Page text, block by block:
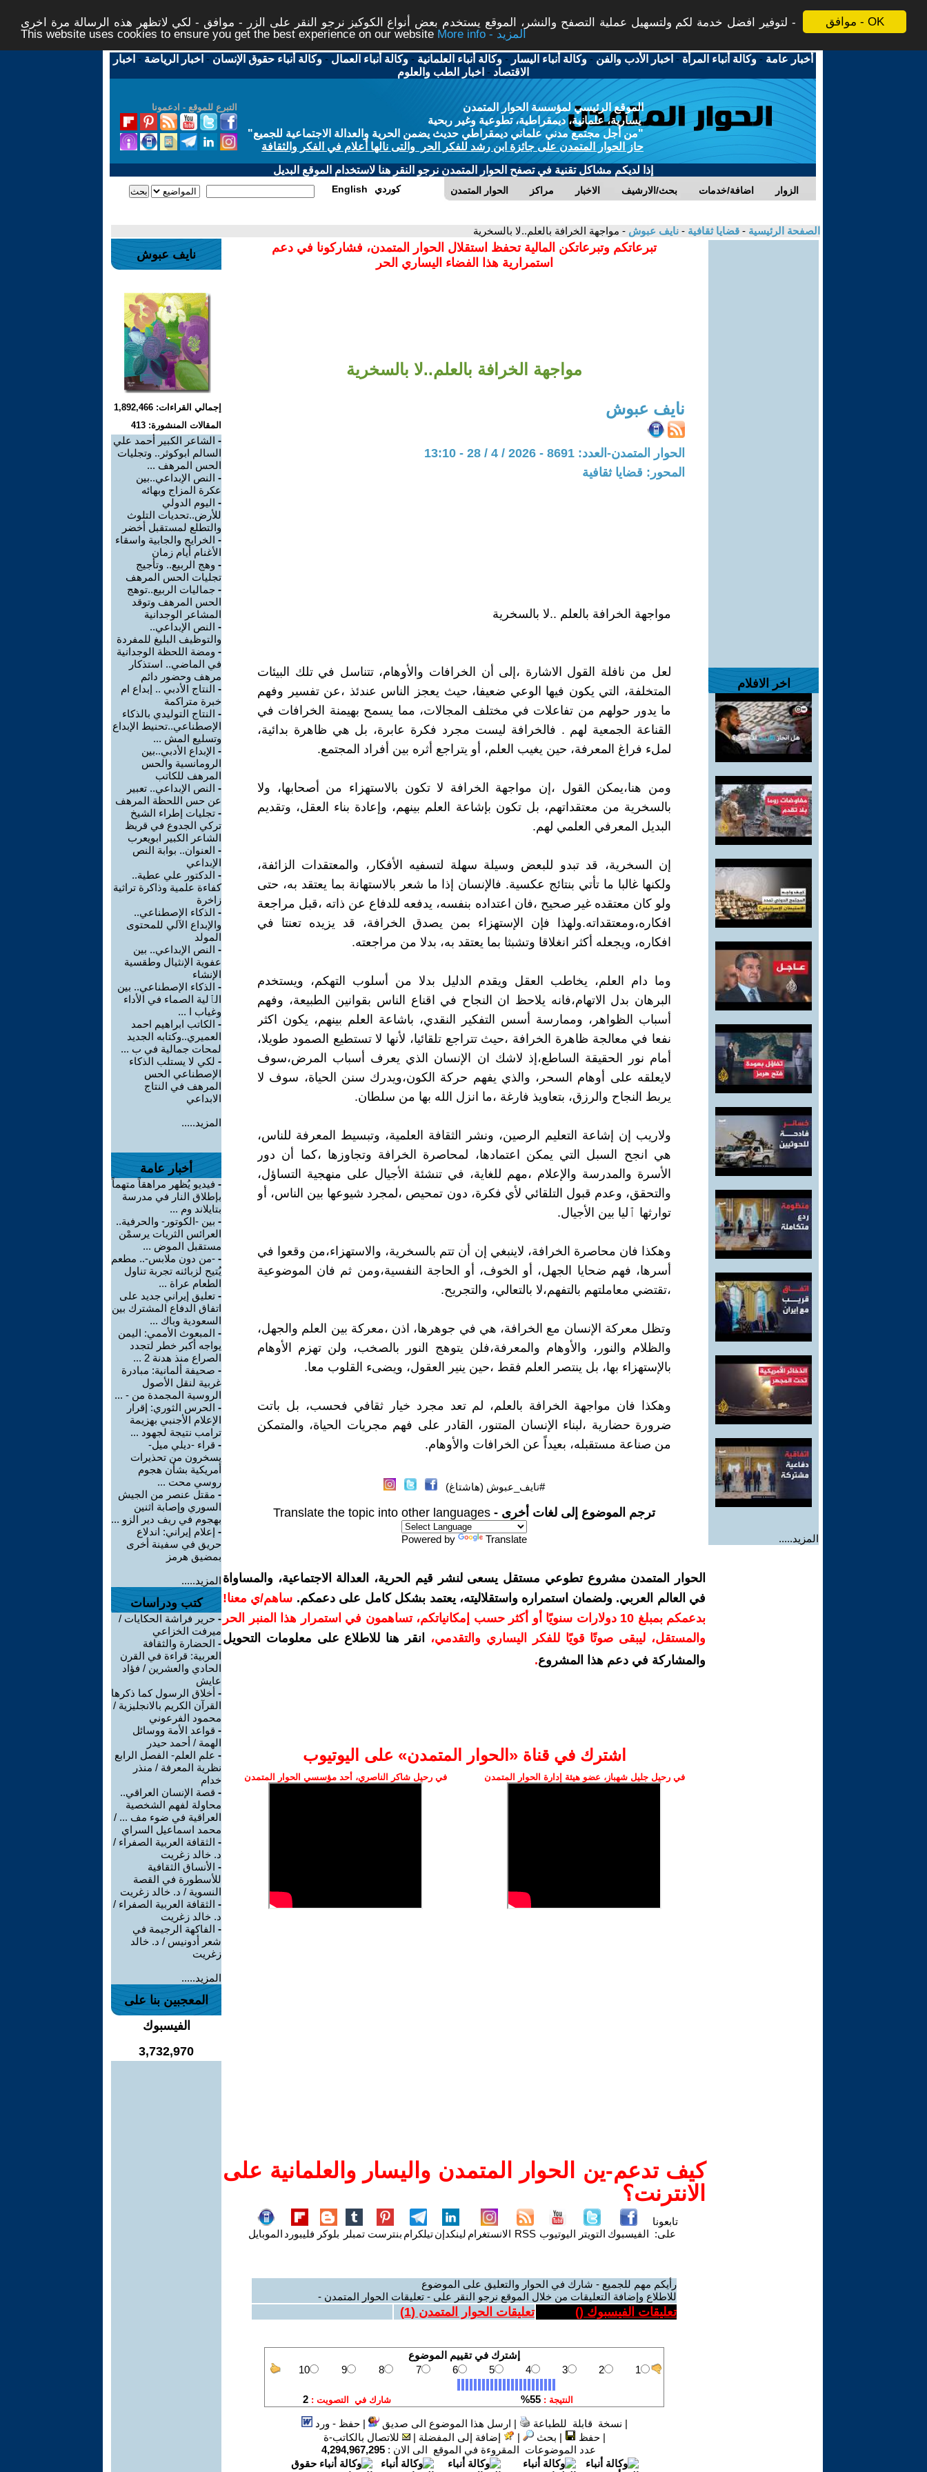
موافق - OK
لتوفير افضل خدمة لكم ولتسهيل عملية التصفح والنشر، الموقع يستخدم بعض أنواع الكوكيز نرجو النقر على الزر - موافق - لكي لاتظهر هذه الرسالة مرة اخرى -
This website uses cookies to ensure you get the best experience on our website
More info - المزيد
أخبار عامة -وكالة أنباء المرأة - اخبار الأدب والفن -وكالة أنباء اليسار -وكالة أنباء العلمانية -وكالة أنباء العمال -وكالة أنباء حقوق الإنسان - اخبار الرياضة - اخبار
الاقتصاد - اخبار الطب والعلوم
التبرع للموقع - ادعمونا
الموقع الرئيسي لمؤسسة الحوار المتمدن
يسارية، علمانية، ديمقراطية، تطوعية وغير ربحية
"من أجل مجتمع مدني علماني ديمقراطي حديث يضمن الحرية والعدالة الاجتماعية للجميع"
حاز الحوار المتمدن على جائزة ابن رشد للفكر الحر والتى نالها أعلام في الفكر والثقافة
إذا لديكم مشاكل تقنية في تصفح الحوار المتمدن نرجو النقر هنا لاستخدام الموقع البديل
الحوار المتمدن مراكز الاخبار بحث/الارشيف اضافة/خدمات الزوار English كوردي
الصفحة الرئيسية - قضايا ثقافية - نايف عبوش - مواجهة الخرافة بالعلم..لا بالسخرية
اخر الافلام
المزيد.....
تبرعاتكم وتبرعاتكن المالية تحفظ استقلال الحوار المتمدن، فشاركونا في دعم
استمرارية هذا الفضاء اليساري الحر
مواجهة الخرافة بالعلم..لا بالسخرية
نايف عبوش
الحوار المتمدن-العدد: 8691 - 2026 / 4 / 28 - 13:10
المحور: قضايا ثقافية
مواجهة الخرافة بالعلم ..لا بالسخرية
لعل من نافلة القول الاشارة ،إلى أن الخرافات والأوهام، تتناسل في تلك البيئات
المتخلفة، التي يكون فيها الوعي ضعيفا، حيث يعجز الناس عندئذ ،عن تفسير وفهم
ما يدور حولهم من تفاعلات في مختلف المجالات، مما يسمح بهيمنة الخرافات في
القناعة الجمعية لهم . فالخرافة ليست مجرد فكرة عابرة، بل هي ظاهرة بدائية،
لملء فراغ المعرفة، حين يغيب العلم، أو يتراجع أثره بين أفراد المجتمع.
ومن هنا،يمكن القول ،إن مواجهة الخرافة لا تكون بالاستهزاء من أصحابها، ولا
بالسخرية من معتقداتهم، بل تكون بإشاعة العلم بينهم، وإعادة بناء العقل، وتقديم
البديل المعرفي العلمي لهم.
إن السخرية، قد تبدو للبعض وسيلة سهلة لتسفيه الأفكار، والمعتقدات الزائفة،
ولكنها غالبا ما تأتي بنتائج عكسية. فالإنسان إذا ما شعر بالاستهانة بما يعتقد به، حتى
ولو كان معتقده غير صحيح ،فان اعتداده بنفسه، يدفعه للدفاع عن ذاته ،قبل مراجعة
افكاره،ومعتقداته.ولهذا فإن الإستهزاء بمن يصدق الخرافة، قد يزيده تعنتا في
افكاره، ويجعله أكثر انغلاقا وتشبثا بما يعتقد به، بدلا من مراجعته.
وما دام العلم، يخاطب العقل ويقدم الدليل بدلا من أسلوب التهكم، ويستخدم
البرهان بدل الاتهام،فانه يلاحظ ان النجاح في اقناع الناس بقوانين الطبيعة، وفهم
أسباب الظواهر، وممارسة أسس التفكير النقدي، باشاعة العلم بينهم، يكون اكثر
نفعا في معالجة ظاهرة الخرافة ،حيث تتراجع تلقائيا، لأنها لا تستطيع الصمود طويلا،
أمام نور الحقيقة الساطع،إذ لاشك ان الإنسان الذي يعرف أسباب المرض،سوف
لايعلقه على أوهام السحر، والذي يفهم حركة الكون،ويدرك سنن الحياة، سوف لا
يربط النجاح والرزق، بتعاويذ فارغة ،ما انزل الله بها من سلطان.
ولاريب إن إشاعة التعليم الرصين، ونشر الثقافة العلمية، وتبسيط المعرفة للناس،
هي انجح السبل التي يمكن اعتمادها، لمحاصرة الخرافة وتجاوزها ،كما أن دور
الأسرة والمدرسة والإعلام ،مهم للغاية، في تنشئة الأجيال على منهجية التساؤل،
والتحقق، وعدم قبول التلقائي لأي فكرة، دون تمحيص ،لمجرد شيوعها بين الناس، أو
توارثها ٱليا بين الأجيال.
وهكذا فان محاصرة الخرافة، لاينبغي إن أن تتم بالسخرية، والاستهزاء،من وقعوا في
أسرها، فهم ضحايا الجهل، أو الخوف، أو الحاجة النفسية،ومن ثم فان الموضوعية
،تقتضي معاملتهم بالتفهم،لا بالتعالي، والتجريح.
وتظل معركة الإنسان مع الخرافة، هي في جوهرها، اذن ،معركة بين العلم والجهل،
والظلام والنور، والأوهام والمعرفة،فلن يتوهج النور بالصخب، ولن تهزم الأوهام
بالإستهزاء بها، بل ينتصر العلم فقط ،حين ينير العقول، ويضىء القلوب معا.
وهكذا فان مواجهة الخرافة بالعلم، لم تعد مجرد خيار ثقافي فحسب، بل باتت
ضرورة حضارية ،لبناء الإنسان المتنور، القادر على فهم مجريات الحياة، والمتمكن
من صناعة مستقبله، بعيداً عن الخرافات والأوهام.
#نايف_عبوش (هاشتاغ)
ترجم الموضوع إلى لغات أخرى - Translate the topic into other languages
Powered by Translate
الحوار المتمدن مشروع تطوعي مستقل يسعى لنشر قيم الحرية، العدالة الاجتماعية، والمساواة
في العالم العربي. ولضمان استمراره واستقلاليته، يعتمد بشكل كامل على دعمكم. ساهم/ي معنا!
بدعمكم بمبلغ 10 دولارات سنويًا أو أكثر حسب إمكانياتكم، تساهمون في استمرار هذا المنبر الحر
والمستقل، ليبقى صوتًا قويًا للفكر اليساري والتقدمي،
انقر هنا للاطلاع على معلومات التحويل
والمشاركة في دعم هذا المشروع.
اشترك في قناة ‫«الحوار المتمدن» على اليوتيوب
في رحيل جليل شهباز، عضو هيئة إدارة الحوار المتمدن في رحيل شاكر الناصري، أحد مؤسسي الحوار المتمدن
كيف تدعم-ين الحوار المتمدن واليسار والعلمانية على
الانترنت؟
تابعونا
على: الفيسبوك التويتر اليوتيوب RSS الانستغرام لينكدإنتيلكرام بنترست تمبلر بلوكر فليبورد الموبايل
رأيكم مهم للجميع - شارك في الحوار والتعليق على الموضوع
للاطلاع وإضافة التعليقات من خلال الموقع نرجو النقر على - تعليقات الحوار المتمدن -
تعليقات الفيسبوك () تعليقات الحوار المتمدن (1
)
| نسخة قابلة للطباعة | ارسل هذا الموضوع الى صديق |حفظ - ورد
|حفظ | بحث | إضافة إلى المفضلة |
للاتصال بالكاتب-ة
عدد الموضوعات المقروءة في الموقع الى الان : 4,294,967,295
نايف عبوش
إجمالي القراءات: 1,892,466
المقالات المنشورة: 413
- الشاعر الكبير أحمد علي
السالم ابوكوثر.. وتجليات
الحس المرهف ...
- النص الإبداعي..بين
عكرة المزاج وبهائه
- اليوم الدولي
للأرض..تحديات التلوث
والتطلع لمستقبل أخضر
- الخرايج والجابية واسقاء
الأغنام أيام زمان
- وهج الربيع.. وتأجيج
تجليات الحس المرهف
- جماليات الربيع..توهج
الحس المرهف وتوقد
المشاعر الوجدانية
- النص الإبداعي..
والتوظيف البليغ للمفردة
- ومضة اللحظة الوجدانية
في الماضي.. استذكار
مرهف وحضور دائم
- النتاج الأدبي .. إبداع ام
خبرة متراكمة
- النتاج التوليدي بالذكاء
الإصطناعي..تحنيط الإبداع
وتسليع المش ...
- الإبداع الأدبي..بين
الرومانسية والحس
المرهف للكاتب
- النص الإبداعي.. تعبير
عن حس اللحظة المرهف
- تجليات إطراء الشيخ
تركي الجدوع في قريظ
الشاعر الكبير ابويعرب
- العنوان.. بوابة النص
الإبداعي
- الدكتور علي عطية..
كفاءة علمية وذاكرة تراثية
زاخرة
- الذكاء الإصطناعي..
والإبداع الآلي للمحتوى
المولد
- النص الإبداعي.. بين
عفوية الإنثيال وطقسية
الإنشاء
- الذكاء الإصطناعي.. بين
الٱلية الصماء في الأداء
وغياب ا ...
- الكاتب ابراهيم احمد
العميري..وكتابه الجديد
لمحات جمالية في ب ...
- لكي لا يستلب الذكاء
الإصطناعي الحس
المرهف في النتاج
الابداعي
المزيد.....
أخبار عامة
- فيديو يُظهر مراهقاً متهماً
بإطلاق النار في مدرسة
بتايلاند وم ...
- بين -الكوتور- والحرفية..
العرائس الثريات يرسمْن
مستقبل الموض ...
- -من دون ملابس-.. مطعم
يُتيح لزبائنه تجربة تناول
الطعام عراة ...
- تعليق إيراني جديد على
اتفاق الدفاع المشترك بين
السعودية وباك ...
- المبعوث الأممي: اليمن
يواجه أكبر خطر لتجدد
الصراع منذ هدنة 2 ...
- صحيفة ألمانية: مبادرة
غربية لنقل الأصول
الروسية المجمدة من - ...
- الحرس الثوري: إقرار
الإعلام الأجنبي بهزيمة
ترامب نتيجة لجهود ...
- قراء -ديلي ميل-
يسخرون من تحذيرات
أمريكية بشأن هجوم
روسي محت ...
- مقتل عنصر من الجيش
السوري وإصابة اثنين
بهجوم في ريف دير الزو ...
- إعلام إيراني: اندلاع
حريق في سفينة أخرى
بمضيق هرمز
المزيد.....
كتب ودراسات
- حرير فراشة الحكايات /
ميرفت الخزاعي
- الحضارة والثقافة
العربية: قراءة في القرن
الحادي والعشرين / فؤاد
عايش
- أخلاق الرسول كما ذكرها
القرآن الكريم بالانجليزية /
محمود الفرعوني
- قواعد الأمة ووسائل
الهمة / أحمد حيدر
- علم العلم- الفصل الرابع
نظرية المعرفة / منذر
خدام
- قصة الإنسان العراقي..
محاولة لفهم الشخصية
العراقية في ضوء مف ... /
محمد اسماعيل السراي
- الثقافة العربية الصفراء /
د. خالد زغريت
- الأنساق الثقافية
للأسطورة في القصة
النسوية / د. خالد زغريت
- الثقافة العربية الصفراء /
د. خالد زغريت
- الفاكهة الرجيمة في
شعر أدونيس / د. خالد
زغريت
المزيد.....
المعجبين بنا على
الفيسبوك
3,732,970